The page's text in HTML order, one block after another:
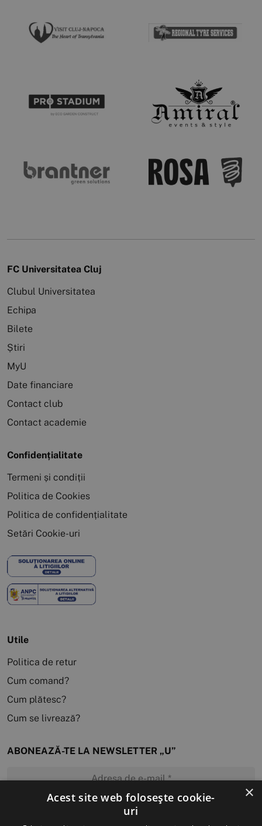
FC Universitatea Cluj
Clubul Universitatea
Echipa
Bilete
Știri
MyU
Date financiare
Contact club
Contact academie
Confidențialitate
Termeni și condiții
Politica de Cookies
Politica de confidențialitate
Setări Cookie-uri
Utile
Politica de retur
Cum comand?
Cum plătesc?
Cum se livrează?
ABONEAZĂ-TE LA NEWSLETTER „U”
MĂ ABONEZ
×
Acest site web folosește cookie-
uri